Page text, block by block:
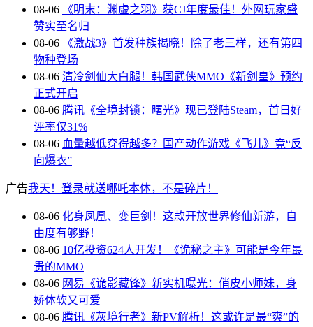
08-06
《明末：渊虚之羽》获CJ年度最佳！外网玩家盛
赞实至名归
08-06
《激战3》首发种族揭晓！除了老三样，还有第四
物种登场
08-06 清冷剑仙大白腿！韩国武侠MMO《新剑皇》预约
正式开启
08-06 腾讯《全境封锁：曙光》现已登陆Steam，首日好
评率仅31%
08-06 血量越低穿得越多？国产动作游戏《飞儿》竟“反
向爆衣”
广告我天！登录就送哪吒本体，不是碎片！
08-06 化身凤凰、变巨剑！这款开放世界修仙新游，自
由度有够野！
08-06 10亿投资624人开发！《诡秘之主》可能是今年最
贵的MMO
08-06 网易《诡影藏锋》新实机曝光：俏皮小师妹，身
娇体软又可爱
08-06 腾讯《灰境行者》新PV解析！这或许是最“爽”的